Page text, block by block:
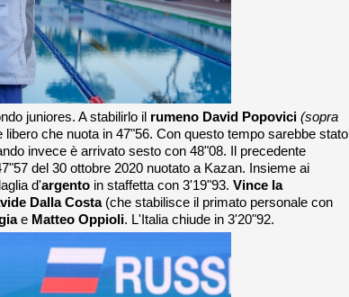
juniores. A stabilirlo il rumeno David Popovici (sopra
che nuota in 47"56. Con questo tempo sarebbe stato
invece è arrivato sesto con 48"08. Il precedente
del 30 ottobre 2020 nuotato a Kazan. Insieme ai
d'argento in staffetta con 3'19"93. Vince la
Dalla Costa(che stabilisce il primato personale con
e Matteo Oppioli. L'Italia chiude in 3'20"92.